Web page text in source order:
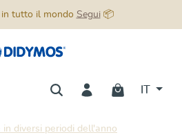
in tutto il mondo Segui📦
in diversi periodi dell'anno